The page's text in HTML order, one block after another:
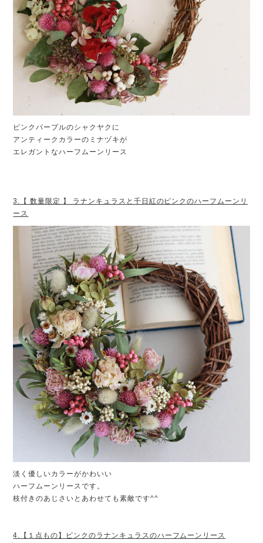
ピンクパープルのシャクヤクに
アンティークカラーのミナヅキが
エレガントなハーフムーンリース
3.【 数量限定 】 ラナンキュラスと千日紅のピンクのハーフムーンリ
ース
淡く優しいカラーがかわいい
ハーフムーンリースです。
枝付きのあじさいとあわせても素敵です^^
4.【１点もの】ピンクのラナンキュラスのハーフムーンリース